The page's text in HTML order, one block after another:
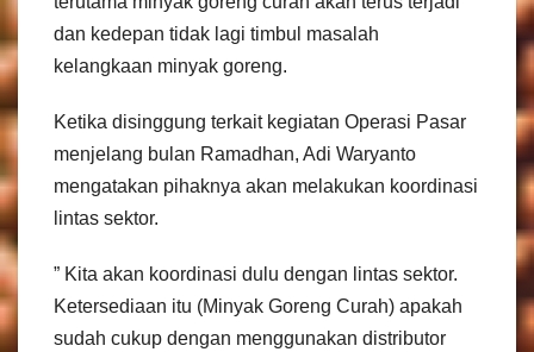
dan kedepan tidak lagi timbul masalah
kelangkaan minyak goreng.
Ketika disinggung terkait kegiatan Operasi Pasar
menjelang bulan Ramadhan, Adi Waryanto
mengatakan pihaknya akan melakukan koordinasi
lintas sektor.
” Kita akan koordinasi dulu dengan lintas sektor.
Ketersediaan itu (Minyak Goreng Curah) apakah
sudah cukup dengan menggunakan distributor